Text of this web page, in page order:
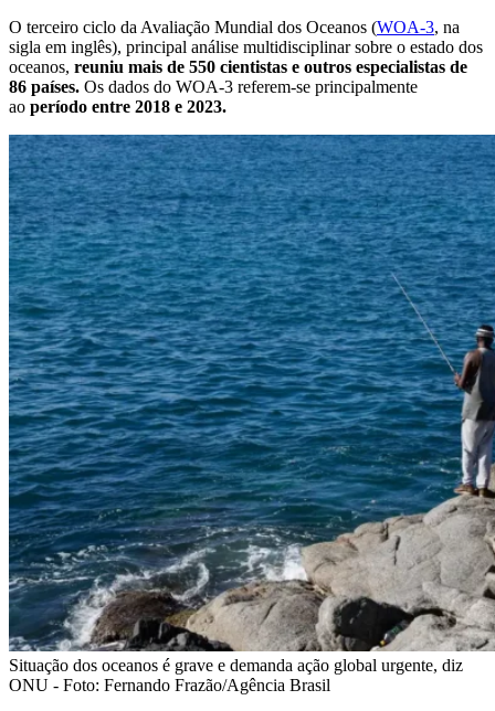
O terceiro ciclo da Avaliação Mundial dos Oceanos (WOA-3, na
sigla em inglês), principal análise multidisciplinar sobre o estado dos
oceanos, reuniu mais de 550 cientistas e outros especialistas de
86 países. Os dados do WOA-3 referem-se principalmente
ao período entre 2018 e 2023.
Situação dos oceanos é grave e demanda ação global urgente, diz
ONU - Foto: Fernando Frazão/Agência Brasil